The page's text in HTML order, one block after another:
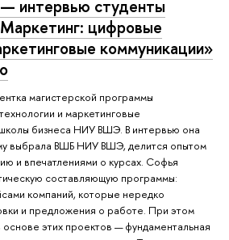
интервью студенты
цифровые
коммуникации»
магистерской программы
и маркетинговые
бизнеса НИУ ВШЭ. В интервью она
выбрала ВШБ НИУ ВШЭ, делится опытом
и впечатлениями о курсах. Софья
составляющую программы:
компаний, которые нередко
и предложения о работе. При этом
основе этих проектов — фундаментальная